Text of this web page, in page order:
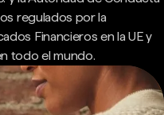
regulados por la
Financieros en la UE y
todo el mundo.